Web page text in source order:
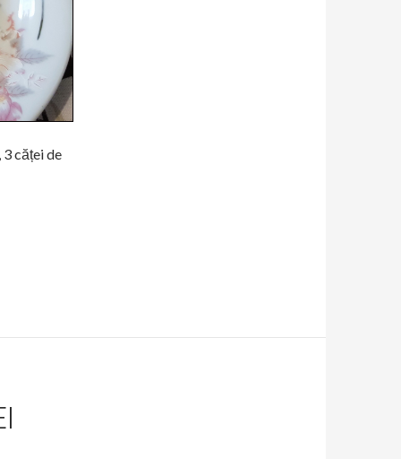
căței de